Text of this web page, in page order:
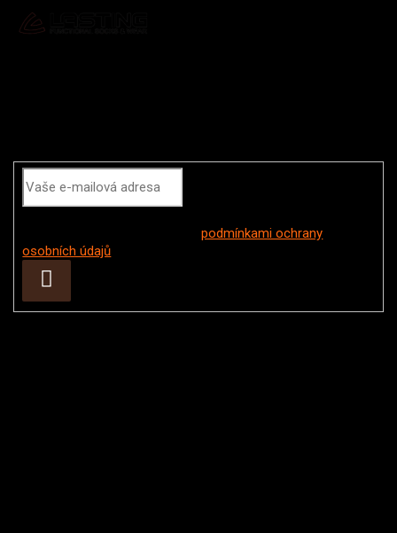
Vložením e-mailu souhlasíte spodmínkami ochrany
osobních údajů
se